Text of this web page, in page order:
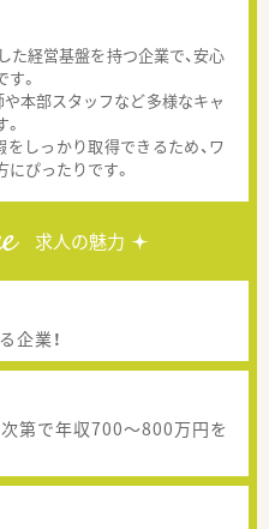
経営基盤を持つ企業で、安心
。
本部スタッフなど多様なキャ
しっかり取得できるため、ワ
ぴったりです。
求人の魅力
企業！
第で年収700～800万円を